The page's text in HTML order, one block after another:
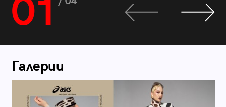
01
Галерии